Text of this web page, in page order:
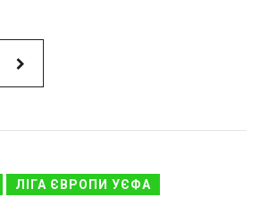
ЛІГА ЄВРОПИ УЄФА